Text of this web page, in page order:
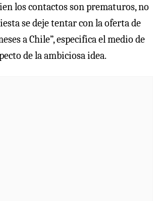
los contactos son prematuros, no
se deje tentar con la oferta de
a Chile”, especifica el medio de
de la ambiciosa idea.